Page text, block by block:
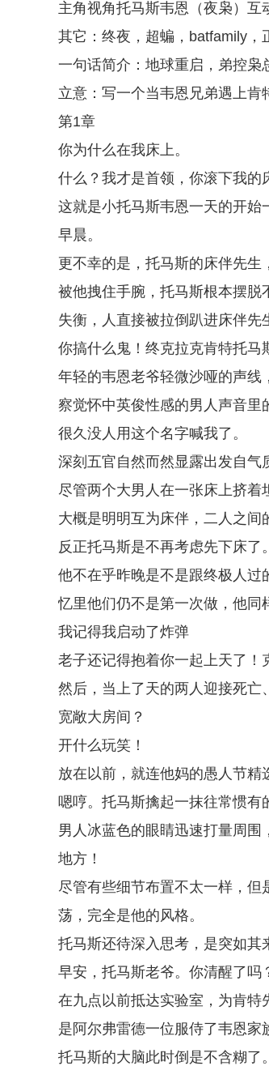
主角视角托马斯韦恩（夜枭）互
其它：终夜，超蝙，batfamily，
一句话简介：地球重启，弟控枭
立意：写一个当韦恩兄弟遇上肯
第1章
你为什么在我床上。
什么？我才是首领，你滚下我的
这就是小托马斯韦恩一天的开始
早晨。
更不幸的是，托马斯的床伴先生
被他拽住手腕，托马斯根本摆脱
失衡，人直接被拉倒趴进床伴先
你搞什么鬼！终克拉克肯特托马
年轻的韦恩老爷轻微沙哑的声线
察觉怀中英俊性感的男人声音里
很久没人用这个名字喊我了。
深刻五官自然而然显露出发自气
尽管两个大男人在一张床上挤着
大概是明明互为床伴，二人之间
反正托马斯是不再考虑先下床了。
他不在乎昨晚是不是跟终极人
忆里他们仍不是第一次做，他同
我记得我启动了炸弹
老子还记得抱着你一起上天了！
然后，当上了天的两人迎接死亡
宽敞大房间？
开什么玩笑！
放在以前，就连他妈的愚人节精
嗯哼。托马斯擒起一抹往常惯有
男人冰蓝色的眼睛迅速打量周
地方！
尽管有些细节布置不太一样，
荡，完全是他的风格。
托马斯还待深入思考，是突如其
早安，托马斯老爷。你清醒了
在九点以前抵达实验室，为肯特
是阿尔弗雷德一位服侍了韦恩家
托马斯的大脑此时倒是不含糊了。